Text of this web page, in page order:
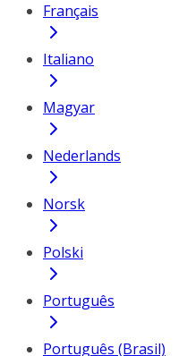
Français
Italiano
Magyar
Nederlands
Norsk
Polski
Português
Português (Brasil)